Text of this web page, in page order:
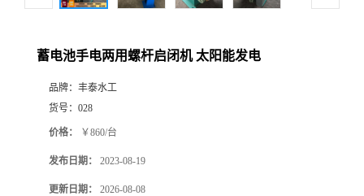
蓄电池手电两用螺杆启闭机 太阳能发电
品牌： 丰泰水工
货号： 028
价格： ￥860/台
发布日期： 2023-08-19
更新日期： 2026-08-08